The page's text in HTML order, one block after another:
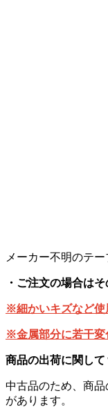
メーカー不明のテー
・ご注文の場合は
※細かいキズなど使
※金属部分に若干変
商品の出荷に関して
中古品のため、商
があります。